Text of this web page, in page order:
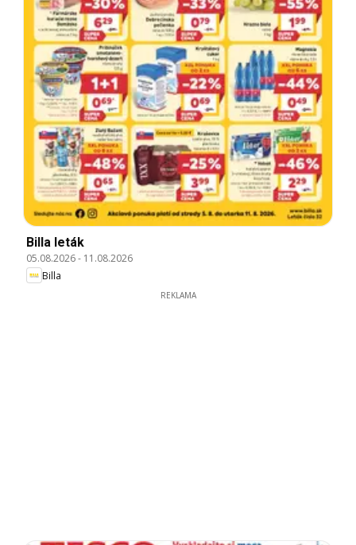
Billa leták
05.08.2026- 11.08.2026
Billa
REKLAMA